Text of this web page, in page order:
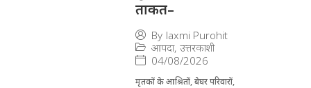
ताकत–
By laxmi Purohit
आपदा, उत्तरकाशी
04/08/2026
मृतकों के आश्रितों, बेघर परिवारों,